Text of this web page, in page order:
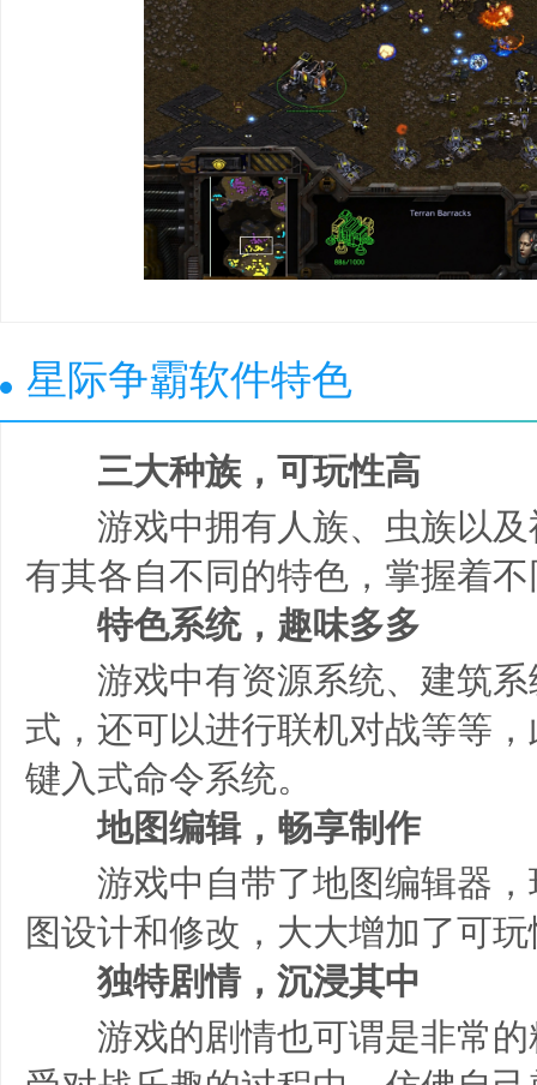
星际争霸软件特色
三大种族，可玩性高
游戏中拥有人族、虫族以及
有其各自不同的特色，掌握着
特色系统，趣味多多
游戏中有资源系统、建筑系
式，还可以进行联机对战等等
键入式命令系统。
地图编辑，畅享制作
游戏中自带了地图编辑器，
图设计和修改，大大增加了可
独特剧情，沉浸其中
游戏的剧情也可谓是非常的